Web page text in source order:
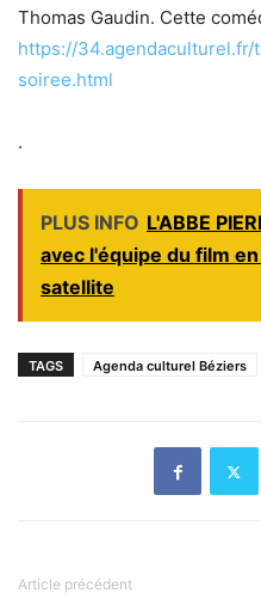
Thomas Gaudin. Cette
https://
soiree.html
.
PLUS INFO L'ABBE
avec l'équipe du film
satellite
TAGS Agenda culturel Béziers
Article précédent